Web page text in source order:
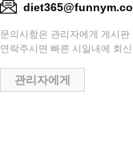
문의사항은 관리자에게 게시판
연락주시면 빠른 시일내에 회
관리자에게